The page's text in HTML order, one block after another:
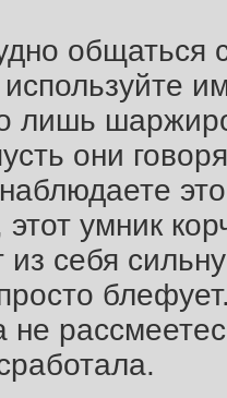
общаться
лишь
они
умник
из себя
не